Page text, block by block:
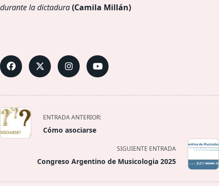
durante la dictadura(Camila Millán)
<span
class="nav-
subtitle
ENTRADA ANTERIOR:
Cómo asociarse
SIGUIENTE ENTRADA
Congreso Argentino de Musicologia 2025